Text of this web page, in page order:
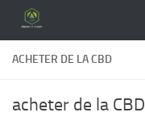
Skip to content
ACHETER DE LA CBD
acheter de la CBD